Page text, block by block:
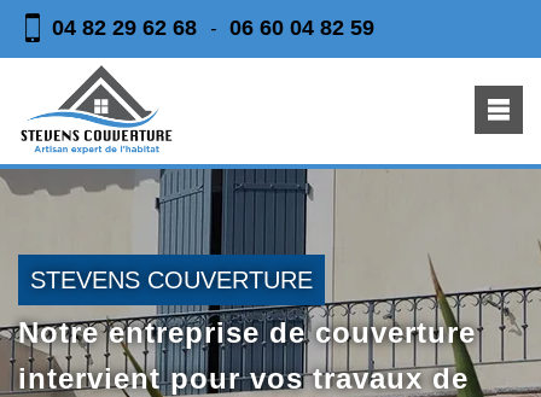
04 82 29 62 68 - 06 60 04 82 59
STEVENS COUVERTURE
Notre entreprise de couverture
intervient pour vos travaux de